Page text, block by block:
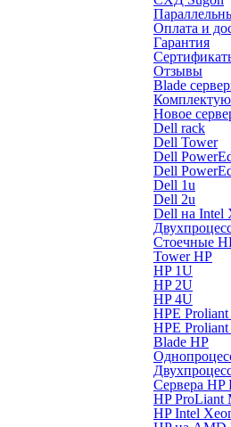
Оплата и
Гарантия
Отзывы
Blade
Новое
Dell rack
Dell Tower
Dell
Dell
Dell 1u
Dell 2u
Dell на Intel
Стоечные
Tower HP
HP 1U
HP 2U
HP 4U
HPE Proliant
HPE Proliant
Blade HP
Сервера HP
HP ProLiant
HP Intel